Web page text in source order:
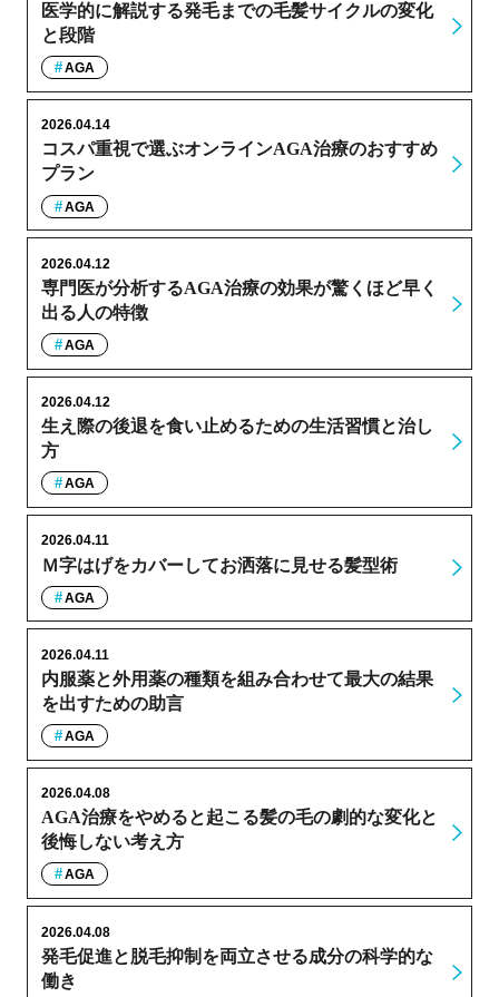
医学的に解説する発毛までの毛髪サイクルの変化
と段階
AGA
コスパ重視で選ぶオンラインAGA治療のおすすめ
プラン
2026.04.14
AGA
専門医が分析するAGA治療の効果が驚くほど早く
出る人の特徴
2026.04.12
AGA
生え際の後退を食い止めるための生活習慣と治し
方
2026.04.12
AGA
Ｍ字はげをカバーしてお洒落に見せる髪型術
2026.04.11
AGA
内服薬と外用薬の種類を組み合わせて最大の結果
を出すための助言
2026.04.11
AGA
AGA治療をやめると起こる髪の毛の劇的な変化と
後悔しない考え方
2026.04.08
AGA
発毛促進と脱毛抑制を両立させる成分の科学的な
働き
2026.04.08